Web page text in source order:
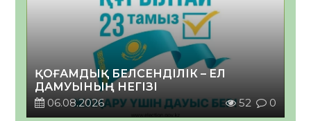
ҚОҒАМДЫҚ БЕЛСЕНДІЛІК – ЕЛ
ДАМУЫНЫҢ НЕГІЗІ
06.08.2026
52 0